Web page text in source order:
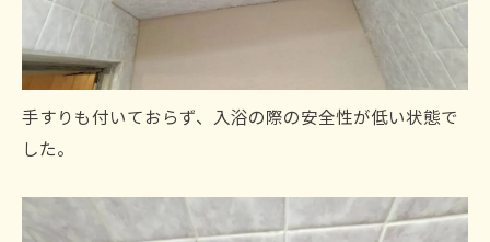
手すりも付いておらず、入浴の際の安全性が低い状態で
した。